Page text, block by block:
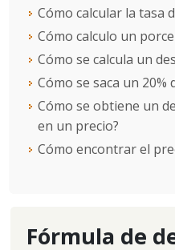
Cómo calcular la tasa
Cómo calculo un
Cómo se calcula un
Cómo se saca un
Cómo se obtiene un
en un precio?
Cómo encontrar el
Fórmula de